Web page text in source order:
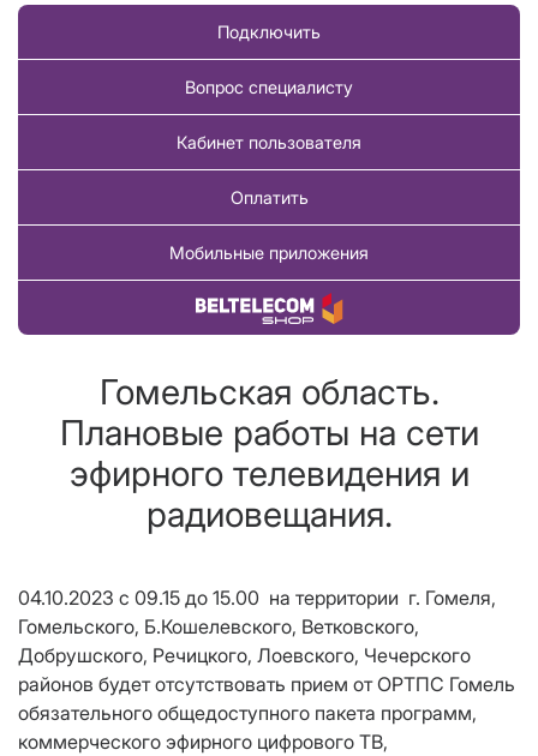
Подключить
Вопрос специалисту
Кабинет пользователя
Оплатить
Мобильные приложения
Купить товар
Гомельская область.
Плановые работы на сети
эфирного телевидения и
радиовещания.
04.10.2023 с 09.15 до 15.00 на территории г. Гомеля,
Гомельского, Б.Кошелевского, Ветковского,
Добрушского, Речицкого, Лоевского, Чечерского
районов будет отсутствовать прием от ОРТПС Гомель
обязательного общедоступного пакета программ,
коммерческого эфирного цифрового ТВ,